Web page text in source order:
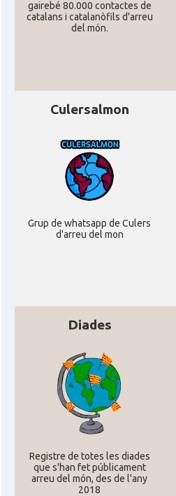
gairebé 80.000 contactes de
catalans i catalanòfils d'arreu
del món.
Culersalmon
Grup de whatsapp de Culers
d'arreu del mon
Diades
Registre de totes les diades
que s'han fet públicament
arreu del món, des de l'any
2018